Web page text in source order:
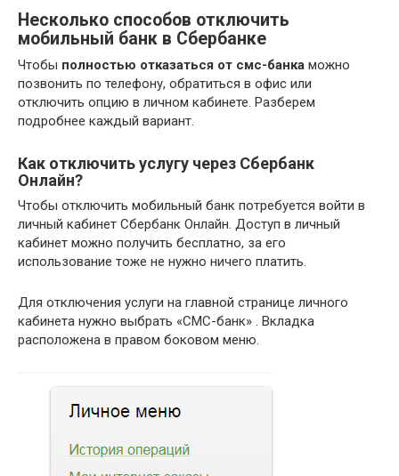
Несколько способов отключить
мобильный банк в Сбербанке
Чтобы полностью отказаться от смс-банка можно
позвонить по телефону, обратиться в офис или
отключить опцию в личном кабинете. Разберем
подробнее каждый вариант.
Как отключить услугу через Сбербанк
Онлайн?
Чтобы отключить мобильный банк потребуется войти в
личный кабинет Сбербанк Онлайн. Доступ в личный
кабинет можно получить бесплатно, за его
использование тоже не нужно ничего платить.
Для отключения услуги на главной странице личного
кабинета нужно выбрать «СМС-банк» . Вкладка
расположена в правом боковом меню.